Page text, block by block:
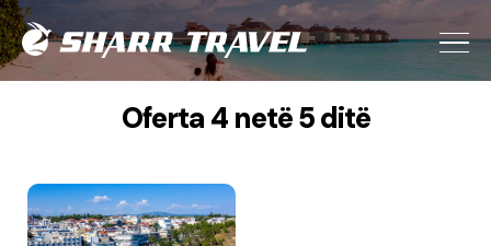
Oferta 4 netë 5 ditë